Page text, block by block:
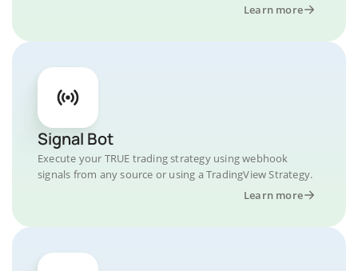
Learn more
Signal Bot
Execute your TRUE trading strategy using webhook
signals from any source or using a TradingView Strategy.
Learn more